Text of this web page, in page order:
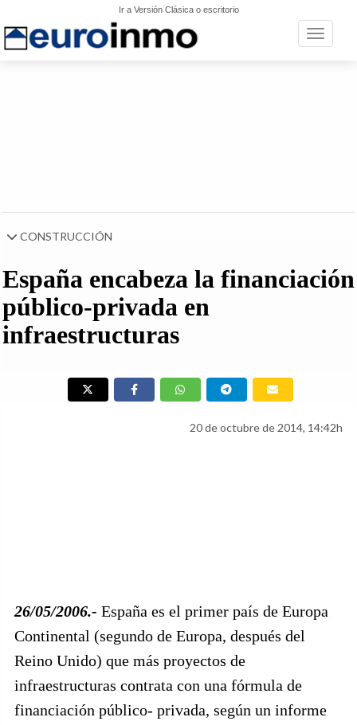
Ir a Versión Clásica o escritorio
Toggle
CONSTRUCCIÓN
España encabeza la financiación
público-privada en
infraestructuras
20 de octubre de 2014, 14:42h
26/05/2006.- España es el primer país de Europa
Continental (segundo de Europa, después del
Reino Unido) que más proyectos de
infraestructuras contrata con una fórmula de
financiación público- privada, según un informe